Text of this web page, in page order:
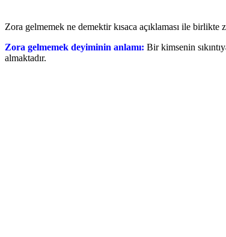
Zora gelmemek ne demektir kısaca açıklaması ile
Zora gelmemek deyiminin anlamı: Bir kimsenin
almaktadır.